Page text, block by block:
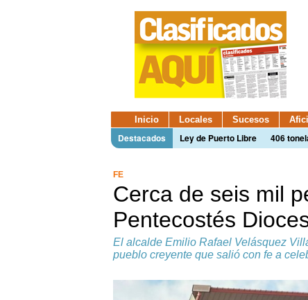
Inicio Locales Sucesos
Destacados Ley de Puerto Libre 406
FE
Cerca de seis mil
Pentecostés
El alcalde Emilio Rafael Velásquez
pueblo creyente que salió con fe a